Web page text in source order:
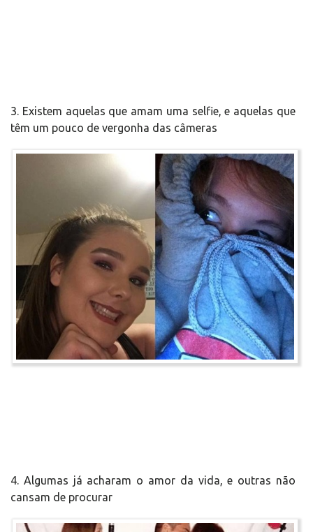
3. Existem aquelas que amam uma selfie, e aquelas que
têm um pouco de vergonha das câmeras
4. Algumas já acharam o amor da vida, e outras não
cansam de procurar